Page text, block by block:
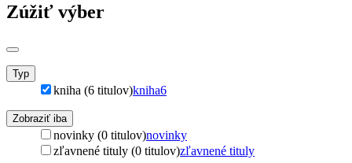
Zúžiť výber
Typ
kniha (6 titulov)kniha6
Zobraziť iba
novinky (0 titulov)novinky
zľavnené tituly (0 titulov)zľavnené tituly